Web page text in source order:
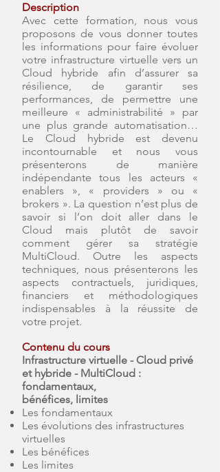
Description
Avec cette formation, nous vous
proposons de vous donner toutes
les informations pour faire évoluer
votre infrastructure virtuelle vers un
Cloud hybride afin d’assurer sa
résilience, de garantir ses
performances, de permettre une
meilleure « administrabilité » par
une plus grande automatisation…
Le Cloud hybride est devenu
incontournable et nous vous
présenterons de manière
indépendante tous les acteurs «
enablers », « providers » ou «
brokers ». La question n’est plus de
savoir si l’on doit aller dans le
Cloud mais plutôt de savoir
comment gérer sa stratégie
MultiCloud. Outre les aspects
techniques, nous présenterons les
aspects contractuels, juridiques,
financiers et méthodologiques
indispensables à la réussite de
votre projet.
Contenu du cours
Infrastructure virtuelle - Cloud privé
et hybride - MultiCloud :
fondamentaux,
bénéfices, limites
Les fondamentaux
Les évolutions des infrastructures
virtuelles
Les bénéfices
Les limites